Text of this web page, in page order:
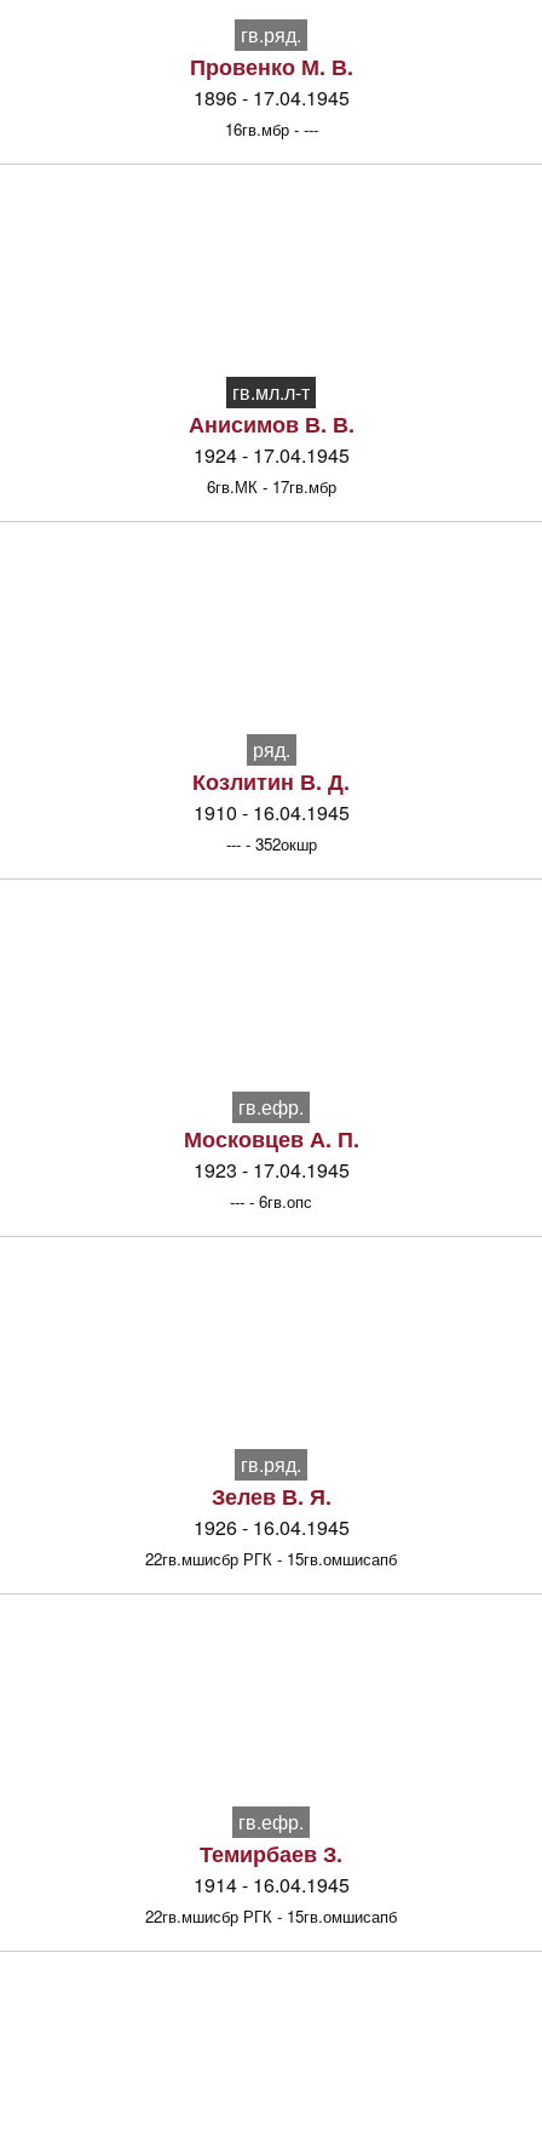
гв.ряд.
Провенко М. В.
1896 - 17.04.1945
16гв.мбр - ---
гв.мл.л-т
Анисимов В. В.
1924 - 17.04.1945
6гв.МК - 17гв.мбр
ряд.
Козлитин В. Д.
1910 - 16.04.1945
--- - 352окшр
гв.ефр.
Московцев А. П.
1923 - 17.04.1945
--- - 6гв.опс
гв.ряд.
Зелев В. Я.
1926 - 16.04.1945
22гв.мшисбр РГК - 15гв.омшисапб
гв.ефр.
Темирбаев З.
1914 - 16.04.1945
22гв.мшисбр РГК - 15гв.омшисапб